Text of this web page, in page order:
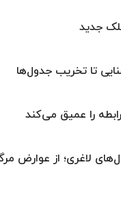
جدید
تا تخریب جدول‌ها
را عمیق می‌کند
لاغری؛ از عوارض